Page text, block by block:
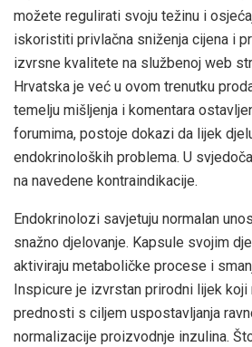
možete regulirati svoju težinu i
iskoristiti privlačna sniženja cijena i
izvrsne kvalitete na službenoj web
Hrvatska je već u ovom trenutku
temelju mišljenja i komentara
forumima, postoje dokazi da lijek
endokrinoloških problema. U
na navedene kontraindikacije.
Endokrinolozi savjetuju normalan
snažno djelovanje. Kapsule svojim
aktiviraju metaboličke procese i
Inspicure je izvrstan prirodni lijek koji
prednosti s ciljem uspostavljanja
normalizacije proizvodnje inzulina.